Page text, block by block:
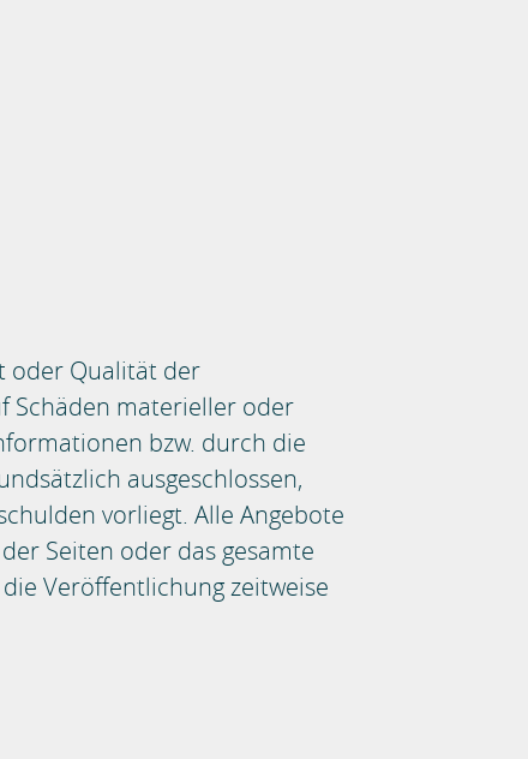
oder Qualität der
Schäden materieller oder
bzw. durch die
ausgeschlossen,
vorliegt. Alle Angebote
Seiten oder das gesamte
Veröffentlichung zeitweise